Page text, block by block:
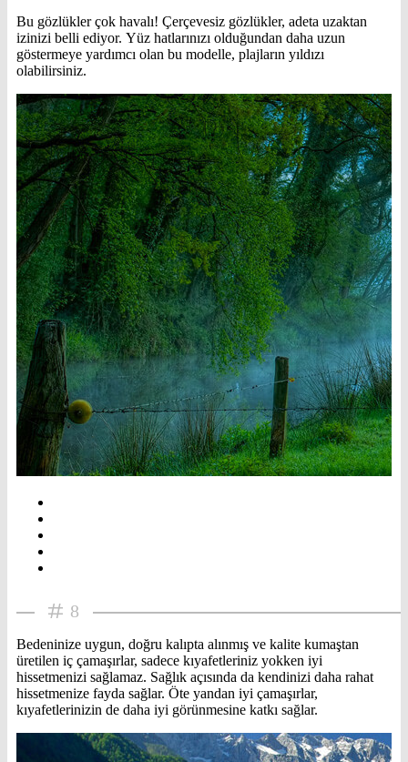
Bu gözlükler çok havalı! Çerçevesiz gözlükler, adeta uzaktan
izinizi belli ediyor. Yüz hatlarınızı olduğundan daha uzun
göstermeye yardımcı olan bu modelle, plajların yıldızı
olabilirsiniz.
8
Bedeninize uygun, doğru kalıpta alınmış ve kalite kumaştan
üretilen iç çamaşırlar, sadece kıyafetleriniz yokken iyi
hissetmenizi sağlamaz. Sağlık açısında da kendinizi daha rahat
hissetmenize fayda sağlar. Öte yandan iyi çamaşırlar,
kıyafetlerinizin de daha iyi görünmesine katkı sağlar.